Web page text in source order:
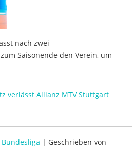
nach zwei
Saisonende den Verein, um
verlässt Allianz MTV Stuttgart
Bundesliga | Geschrieben von